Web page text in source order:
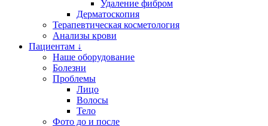
Удаление фибром
Дерматоскопия
Терапевтическая косметология
Анализы крови
Пациентам ↓
Наше оборудование
Болезни
Проблемы
Лицо
Волосы
Тело
Фото до и после